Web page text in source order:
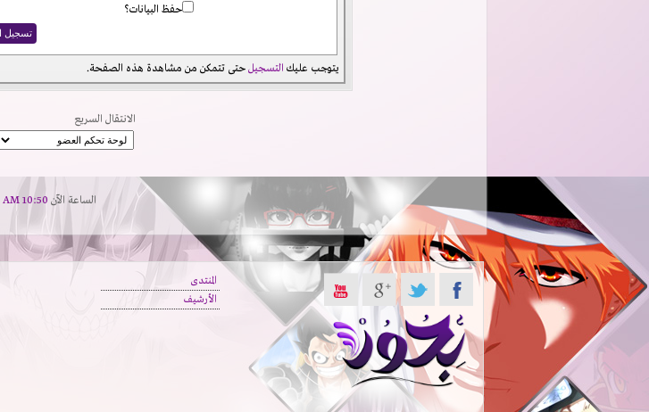
حفظ البيانات؟
يتوجب عليك التسجيلحتى تتمكن من مشاهدة هذه الصفحة.
الانتقال السريع
الساعة الآن 10:50 AM
المنتدى
الأرشيف